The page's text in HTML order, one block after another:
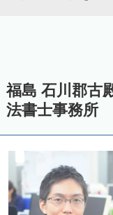
福島 石川郡古
法書士事務所